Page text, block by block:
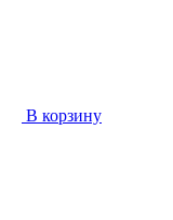
В корзину